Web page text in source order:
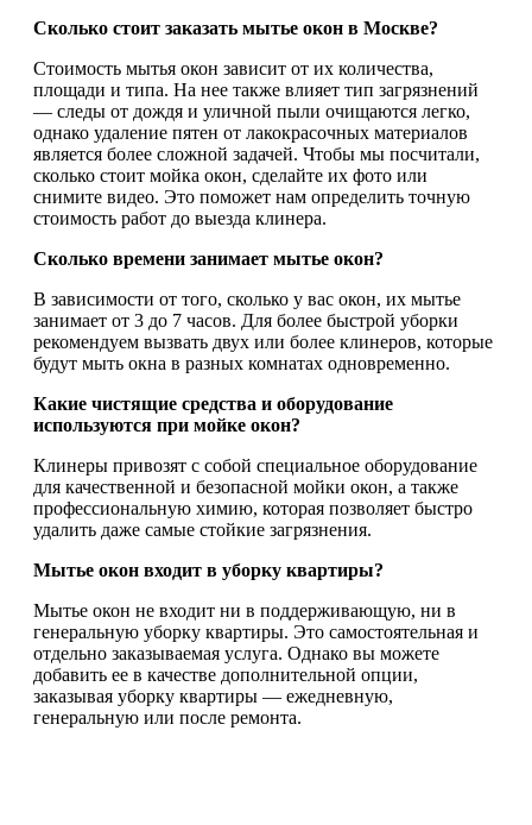
Сколько стоит заказать мытье окон в Москве?
Стоимость мытья окон зависит от их количества,
площади и типа. На нее также влияет тип загрязнений
— следы от дождя и уличной пыли очищаются легко,
однако удаление пятен от лакокрасочных материалов
является более сложной задачей. Чтобы мы посчитали,
сколько стоит мойка окон, сделайте их фото или
снимите видео. Это поможет нам определить точную
стоимость работ до выезда клинера.
Сколько времени занимает мытье окон?
В зависимости от того, сколько у вас окон, их мытье
занимает от 3 до 7 часов. Для более быстрой уборки
рекомендуем вызвать двух или более клинеров, которые
будут мыть окна в разных комнатах одновременно.
Какие чистящие средства и оборудование
используются при мойке окон?
Клинеры привозят с собой специальное оборудование
для качественной и безопасной мойки окон, а также
профессиональную химию, которая позволяет быстро
удалить даже самые стойкие загрязнения.
Мытье окон входит в уборку квартиры?
Мытье окон не входит ни в поддерживающую, ни в
генеральную уборку квартиры. Это самостоятельная и
отдельно заказываемая услуга. Однако вы можете
добавить ее в качестве дополнительной опции,
заказывая уборку квартиры — ежедневную,
генеральную или после ремонта.